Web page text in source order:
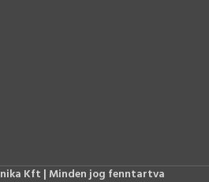
Kft | Minden jog fenntartva